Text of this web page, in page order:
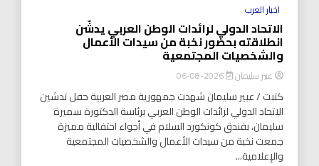
اخبار العرب
الاتحاد الدولي لرائدات الوطن العربي يدشّن
انطلاقته بحضور نخبة من سيدات الأعمال
والشخصيات المجتمعية
عبير سليمان 2026-08-06
كتبت / عبير سليمان شهدت جمهورية مصر العربية حفل تدشين
الاتحاد الدولي لرائدات الوطن العربي برئاسة الدكتورة سميرة
سليمان، بفندق كونكورد السلام في أجواء احتفالية مميزة
جمعت نخبة من سيدات الأعمال والشخصيات المجتمعية
والإعلامية...